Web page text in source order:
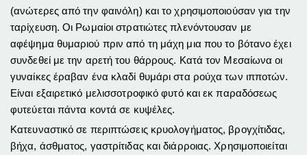
(ανώτερες από την φαινόλη) και το χρησι­μοποιούσαν για την
ταρίχευση. Οι Ρωμαίοι στρατιώτες πλενόντουσαν με
αφέψημα θυμαριού πριν από τη μάχη μια που το βότανο έχει
συνδεθεί με την αρετή του θάρρους. Κατά τον Μεσαίωνα οι
γυναίκες έραβαν ένα κλαδί θυμάρι στα ρούχα των ιπποτών.
Είναι εξαιρετικό μελισσοτροφικό φυτό και εκ παραδόσεως
φυτεύεται πάντα κοντά σε κυψέλες.
Κα­τευναστικό σε περιπτώσεις κρυολογήματος, βρογχίτιδας,
βήχα, άσθματος, γαστρίτιδας και διάρροιας. Χρησιμοποιείται